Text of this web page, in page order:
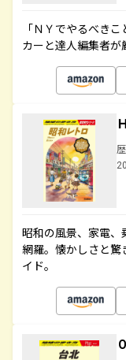
「ＮＹでやるべき
カーと達人編集者
昭和の風景、家電、
網羅。懐かしさと驚
イド。